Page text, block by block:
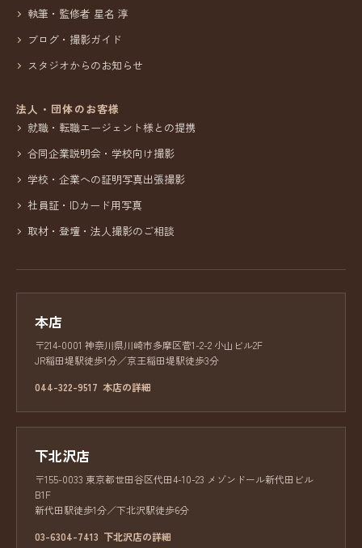
執筆・監修者 星名 淳
ブログ・撮影ガイド
スタジオからのお知らせ
法人・団体のお客様
就職・転職エージェント様との提携
合同企業説明会・学校向け撮影
学校・企業への証明写真出張撮影
社員証・IDカード用写真
取材・登壇・法人撮影のご相談
本店
〒214-0001 神奈川県川崎市多摩区菅1-2-2 小山ビル2F
JR稲田堤駅徒歩1分／京王稲田堤駅徒歩3分
044-322-9517 本店の詳細
下北沢店
〒155-0033 東京都世田谷区代田4-10-23 メゾンドール新代田ビル
B1F
新代田駅徒歩1分／下北沢駅徒歩6分
03-6304-7413 下北沢店の詳細